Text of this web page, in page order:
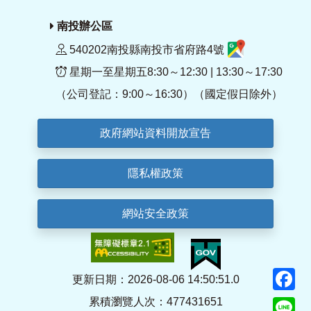
南投辦公區
540202南投縣南投市省府路4號
星期一至星期五8:30～12:30 | 13:30～17:30
（公司登記：9:00～16:30）（國定假日除外）
政府網站資料開放宣告
隱私權政策
網站安全政策
更新日期：2026-08-06 14:50:51.0
累積瀏覽人次：477431651